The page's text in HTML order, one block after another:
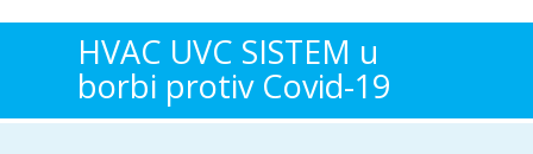
HVAC UVC SISTEM u
borbi protiv Covid-19